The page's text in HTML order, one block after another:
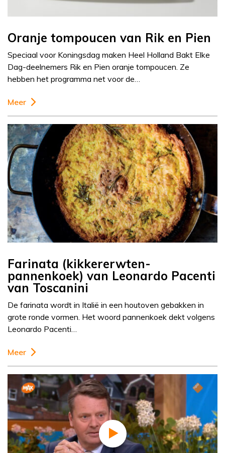
Oranje tompoucen van Rik en Pien
Speciaal voor Koningsdag maken Heel Holland Bakt Elke
Dag-deelnemers Rik en Pien oranje tompoucen. Ze
hebben het programma net voor de…
Meer
Farinata (kikkererwten-
pannenkoek) van Leonardo Pacenti
van Toscanini
De farinata wordt in Italië in een houtoven gebakken in
grote ronde vormen. Het woord pannenkoek dekt volgens
Leonardo Pacenti…
Meer